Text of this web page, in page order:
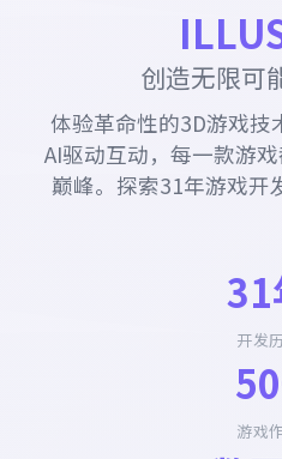
创造无限可
体验革命性的3D游戏技
AI驱动互动，每一款游
巅峰。探索31年游戏开
31
开发
游戏